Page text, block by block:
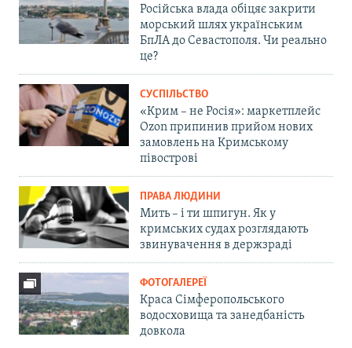
Російська влада обіцяє закрити
морський шлях українським
БпЛА до Севастополя. Чи реально
це?
СУСПІЛЬСТВО
«Крим – не Росія»: маркетплейс
Ozon припинив прийом нових
замовлень на Кримському
півострові
ПРАВА ЛЮДИНИ
Мить – і ти шпигун. Як у
кримських судах розглядають
звинувачення в держзраді
ФОТОГАЛЕРЕЇ
Краса Сімферопольського
водосховища та занедбаність
довкола